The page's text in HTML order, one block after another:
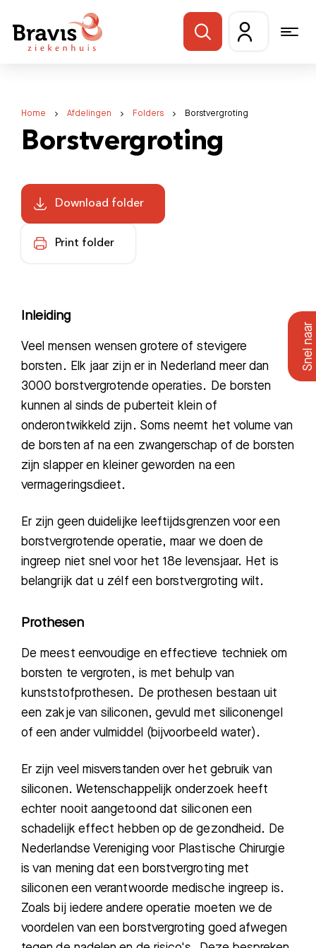
Home Afdelingen Folders Borstvergroting
Borstvergroting
Download folder
Print folder
Inleiding
Veel mensen wensengrotere of stevigere
borsten. Elk jaar zijn er in Nederland meer dan
3000 borstvergrotende operaties. De borsten
kunnen al sinds de puberteit klein of
onderontwikkeld zijn. Soms neemt het volume van
de borsten af na een zwangerschap of de borsten
zijn slapper en kleiner geworden na een
vermageringsdieet.
Er zijn geen duidelijke leeftijdsgrenzen voor een
borstvergrotende operatie, maar we doen de
ingreep niet snel voor het 18e levensjaar. Het is
belangrijk dat u zélf een borstvergroting wilt.
Prothesen
De meest eenvoudige en effectieve techniek om
borsten te vergroten, is met behulp van
kunststofprothesen. De prothesen bestaan uit
een zakje van siliconen, gevuld met siliconengel
of een ander vulmiddel (bijvoorbeeld water).
Er zijn veel misverstanden over het gebruik van
siliconen. Wetenschappelijk onderzoek heeft
echter nooit aangetoond dat siliconen een
schadelijk effect hebben op de gezondheid. De
Nederlandse Vereniging voor Plastische Chirurgie
is van mening dat een borstvergroting met
siliconen een verantwoorde medische ingreep is.
Zoals bij iedere andere operatie moeten we de
voordelen van een borstvergroting goed afwegen